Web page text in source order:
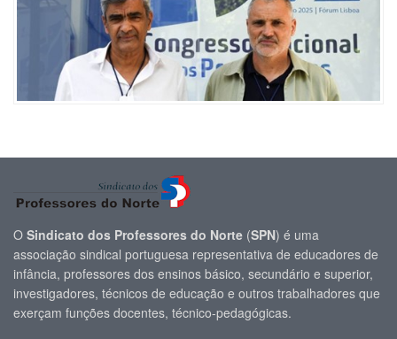
O Sindicato dos Professores do Norte (SPN) é uma
associação sindical portuguesa representativa de educadores de
infância, professores dos ensinos básico, secundário e superior,
investigadores, técnicos de educação e outros trabalhadores que
exerçam funções docentes, técnico-pedagógicas.